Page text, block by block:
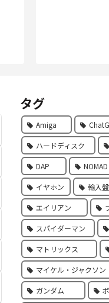
タグ
Amiga
ハードディスク
DAP NOMAD
イヤホン 輸入盤
エイリアン
スパイダーマン
マトリックス
マイケル・ジャクソン
ガンダム